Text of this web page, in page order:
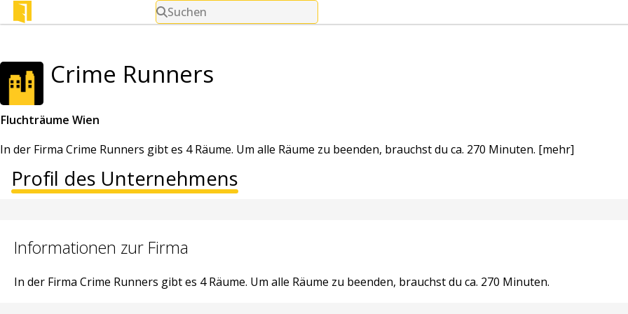
Suchen
Crime Runners
Fluchträume Wien
In der Firma Crime Runners gibt es 4 Räume. Um alle Räume zu beenden, brauchst du ca. 270 Minuten. [mehr]
Profil des Unternehmens
Informationen zur Firma
In der Firma Crime Runners gibt es 4 Räume. Um alle Räume zu beenden, brauchst du ca. 270 Minuten.